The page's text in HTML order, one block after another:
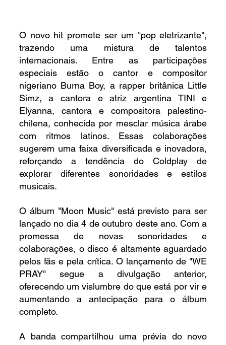
O novo hit promete ser um "pop eletrizante",
trazendo uma mistura de talentos
internacionais. Entre as participações
especiais estão o cantor e compositor
nigeriano Burna Boy, a rapper britânica Little
Simz, a cantora e atriz argentina TINI e
Elyanna, cantora e compositora palestino-
chilena, conhecida por mesclar música árabe
com ritmos latinos. Essas colaborações
sugerem uma faixa diversificada e inovadora,
reforçando a tendência do Coldplay de
explorar diferentes sonoridades e estilos
musicais.
O álbum "Moon Music" está previsto para ser
lançado no dia 4 de outubro deste ano. Com a
promessa de novas sonoridades e
colaborações, o disco é altamente aguardado
pelos fãs e pela crítica. O lançamento de "WE
PRAY" segue a divulgação anterior,
oferecendo um vislumbre do que está por vir e
aumentando a antecipação para o álbum
completo.
A banda compartilhou uma prévia do novo